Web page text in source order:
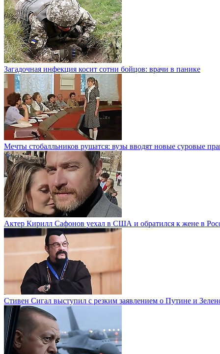
Загадочная инфекция косит сотни бойцов: врачи в панике
Мечты стобалльников рушатся: вузы вводят новые суровые
Актер Кирилл Сафонов уехал в США и обратился к жене в
Стивен Сигал выступил с резким заявлением о Путине и